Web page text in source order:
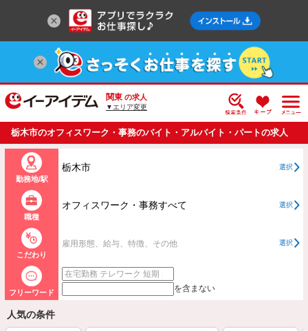
関東 の求人
▼エリア変更
栃木市のオフィスワーク・事務のバイト・アルバイト・パートの求人
情報一覧
勤務地/駅
栃木市 選択
職種
オフィスワーク・事務すべて 選択
こだわり
雇用形態、給与、特徴、その他 選択
フリーワード を含まない
人気の条件